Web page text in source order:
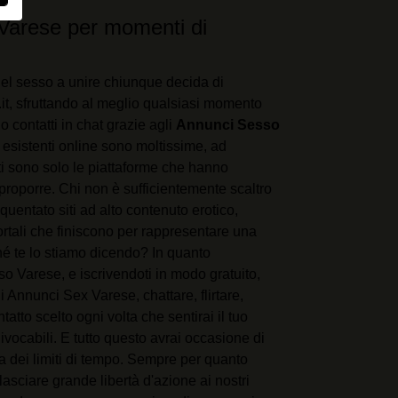
per momenti di
sesso a unire chiunque decida di
sfruttando al meglio qualsiasi momento
contatti in chat grazie agli Annunci Sesso
online sono moltissime, ad
sono solo le piattaforme che hanno
Chi non è sufficientemente scaltro
siti ad alto contenuto erotico,
che finiscono per rappresentare una
te lo stiamo dicendo? In quanto
Varese, e iscrivendoti in modo gratuito,
Sex Varese, chattare, flirtare,
scelto ogni volta che sentirai il tuo
E tutto questo avrai occasione di
dei limiti di tempo. Sempre per quanto
grande libertà d'azione ai nostri